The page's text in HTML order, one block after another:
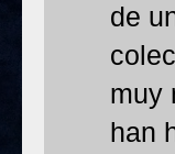
de
muy
han